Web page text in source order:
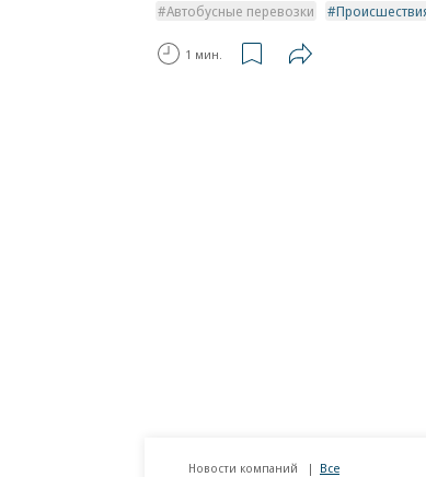
Автобусные перевозки
1 мин.
Новости компаний Все